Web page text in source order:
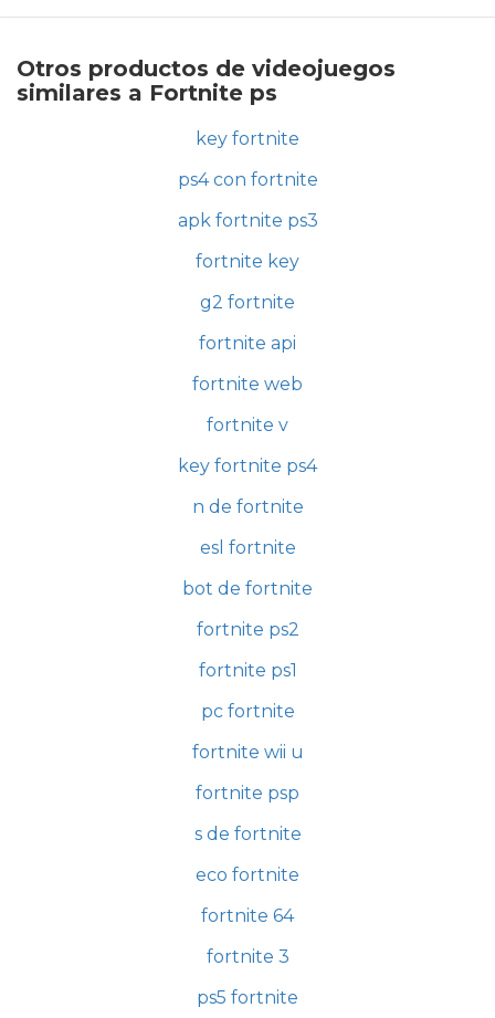
Otros productos de videojuegos
similares a Fortnite ps
key fortnite
ps4 con fortnite
apk fortnite ps3
fortnite key
g2 fortnite
fortnite api
fortnite web
fortnite v
key fortnite ps4
n de fortnite
esl fortnite
bot de fortnite
fortnite ps2
fortnite ps1
pc fortnite
fortnite wii u
fortnite psp
s de fortnite
eco fortnite
fortnite 64
fortnite 3
ps5 fortnite